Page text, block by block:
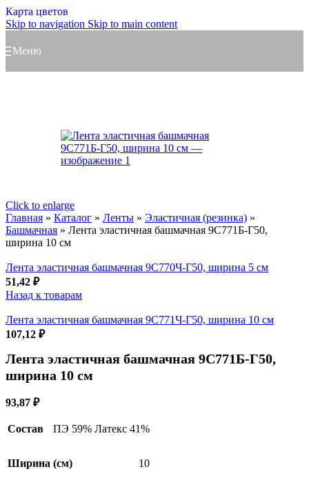
Карта цветов
Skip to navigation Skip to main content
Меню
Click to enlarge
Главная » Каталог » Ленты » Эластичная (резинка) »
Башмачная » Лента эластичная башмачная 9С771Б-Г50,
ширина 10 см
Лента эластичная башмачная 9С770Ч-Г50, ширина 5 см
51,42 ₽
Назад к товарам
Лента эластичная башмачная 9С771Ч-Г50, ширина 10 см
107,12 ₽
Лента эластичная башмачная 9С771Б-Г50,
ширина 10 см
93,87 ₽
Состав ПЭ 59% Латекс 41%
Ширина (см) 10